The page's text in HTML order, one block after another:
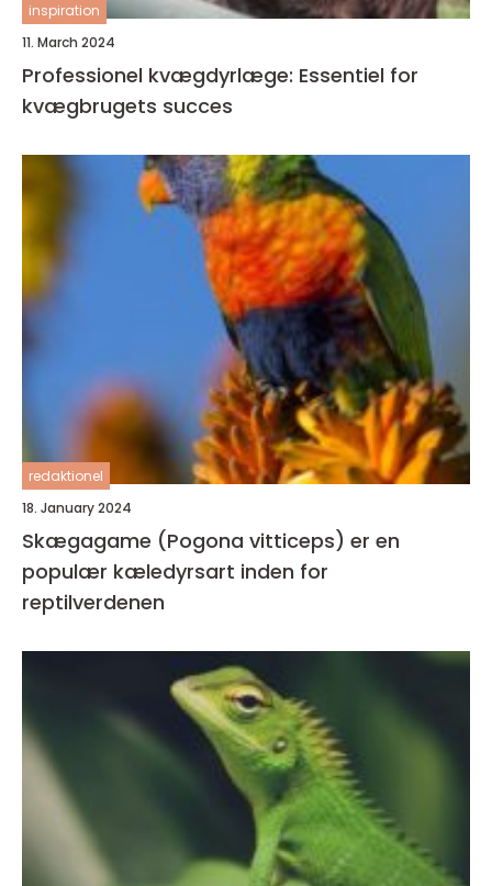
inspiration
11. March 2024
Professionel kvægdyrlæge: Essentiel for
kvægbrugets succes
redaktionel
18. January 2024
Skægagame (Pogona vitticeps) er en
populær kæledyrsart inden for
reptilverdenen